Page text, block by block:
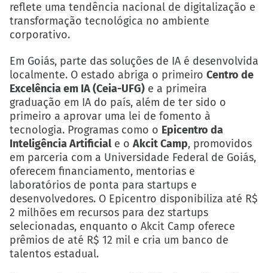
reflete uma tendência nacional de digitalização e
transformação tecnológica no ambiente
corporativo.
Em Goiás, parte das soluções de IA é desenvolvida
localmente. O estado abriga o primeiro Centro de
Excelência em IA (Ceia-UFG) e a primeira
graduação em IA do país, além de ter sido o
primeiro a aprovar uma lei de fomento à
tecnologia. Programas como o Epicentro da
Inteligência Artificiale o Akcit Camp, promovidos
em parceria com a Universidade Federal de Goiás,
oferecem financiamento, mentorias e
laboratórios de ponta para startups e
desenvolvedores. O Epicentro disponibiliza até R$
2 milhões em recursos para dez startups
selecionadas, enquanto o Akcit Camp oferece
prêmios de até R$ 12 mil e cria um banco de
talentos estadual.